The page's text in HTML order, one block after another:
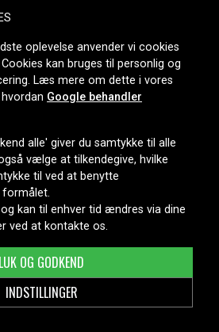
© 2026, Spares Nordic AB
oplevelse anvender vi cookies
kan bruges til personlig og
Læs mere om dette i vores
Google behandler
alle' giver du samtykke til alle
vælge at tilkendegive, hvilke
til ved at benytte
kan til enhver tid ændres via dine
ved at kontakte os.
INDSTILLINGER
LUK OG GODKEND